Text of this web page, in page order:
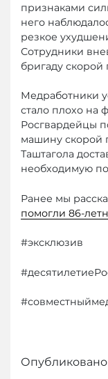
признаками
него
резкое
Сотрудники
бригаду
Медработники
стало плохо на
Росгвардейцы
машину скорой
Таштагола
необходимую
Ранее мы
помогли 86-
#эксклюзив
Опубликовано